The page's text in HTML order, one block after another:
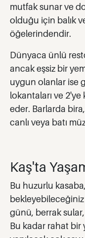
mutfak sunar ve
olduğu için balık
öğelerindendir.
Dünyaca ünlü
ancak eşsiz bir
uygun olanlar ise
lokantaları ve 2'ye
eder. Barlarda
canlı veya batı
Kaş'ta
Bu huzurlu
bekleyebileceğiniz
günü, berrak
Bu kadar rahat bir